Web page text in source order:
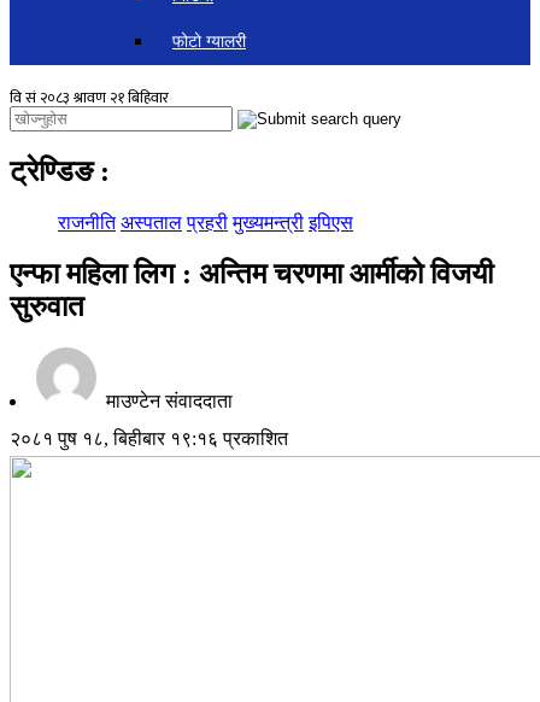
फोटो ग्यालरी
ट्रेण्डिङ :
राजनीति अस्पताल प्रहरी मुख्यमन्त्री इपिएस
एन्फा महिला लिग : अन्तिम चरणमा आर्मीको विजयी
सुरुवात
माउण्टेन संवाददाता
२०८१ पुष १८, बिहीबार १९:१६ प्रकाशित